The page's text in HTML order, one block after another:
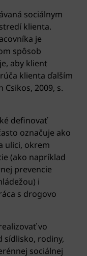
sociálnym
klienta.
je
spôsob
aby klient
klienta ďalším
2009, s.
definovať
označuje ako
ulici, okrem
(ako napríklad
prevencie
i
s drogovo
vo
sídlisko, rodiny,
sociálnej